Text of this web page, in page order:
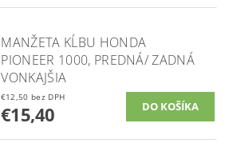
MANŽETA KĹBU HONDA
PIONEER 1000, PREDNÁ/ ZADNÁ
VONKAJŠIA
€12,50 bez DPH
€15,40